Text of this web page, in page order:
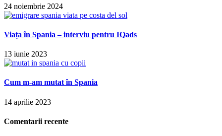
24 noiembrie 2024
Viața în Spania – interviu pentru IQads
13 iunie 2023
Cum m-am mutat în Spania
14 aprilie 2023
Comentarii recente